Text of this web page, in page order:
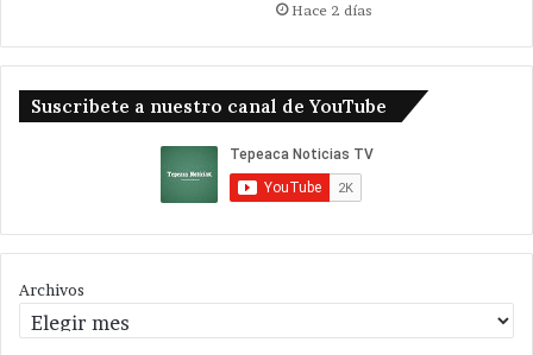
Hace 2 días
Suscribete a nuestro canal de YouTube
Archivos